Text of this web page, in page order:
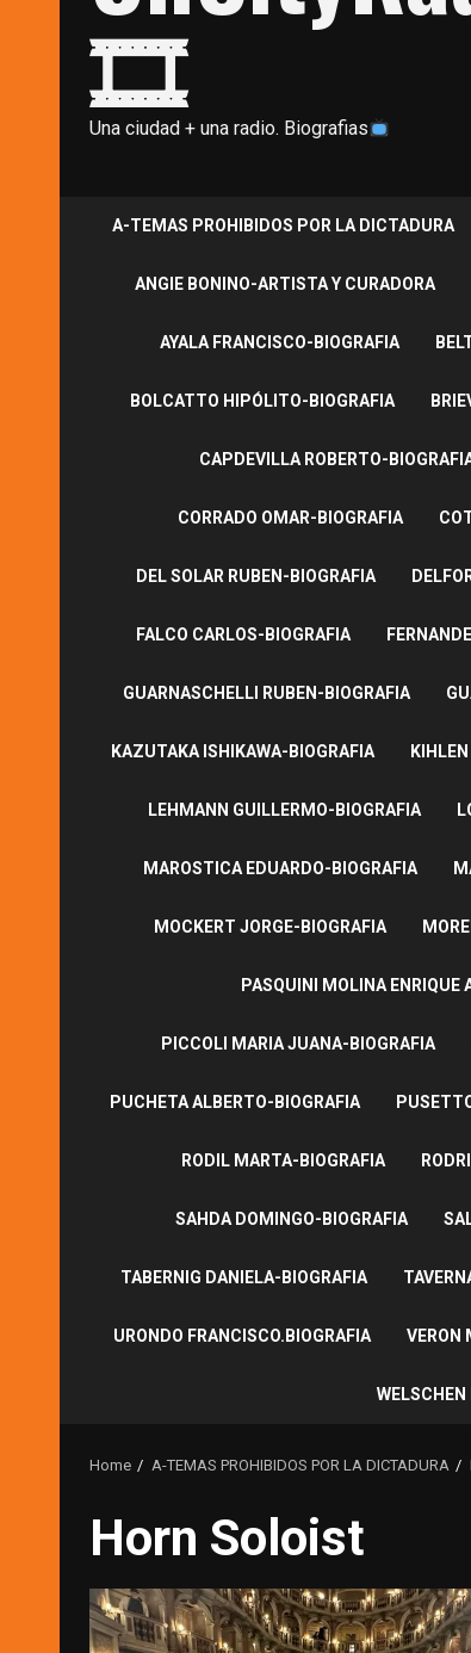
🎞
Una ciudad + una radio. Biografias
A-TEMAS PROHIBIDOS POR LA DICTADURA
ANGIE BONINO-ARTISTA Y CURADORA
AYALA FRANCISCO-BIOGRAFIA
BOLCATTO HIPÓLITO-BIOGRAFIA
CAPDEVILLA ROBERTO-
CORRADO OMAR-BIOGRAFIA
DEL SOLAR RUBEN-BIOGRAFIA
FALCO CARLOS-BIOGRAFIA
GUARNASCHELLI RUBEN-BIOGRAFIA
KAZUTAKA ISHIKAWA-BIOGRAFIA
LEHMANN GUILLERMO-BIOGRAFIA
MAROSTICA EDUARDO-BIOGRAFIA
MOCKERT JORGE-BIOGRAFIA
PASQUINI MOLINA ENRIQUE
PICCOLI MARIA JUANA-BIOGRAFIA
PUCHETA ALBERTO-BIOGRAFIA
RODIL MARTA-BIOGRAFIA
SAHDA DOMINGO-BIOGRAFIA
TABERNIG DANIELA-BIOGRAFIA
URONDO FRANCISCO.BIOGRAFIA VERON
Home A-TEMAS PROHIBIDOS POR LA DICTADURA
Horn Soloist